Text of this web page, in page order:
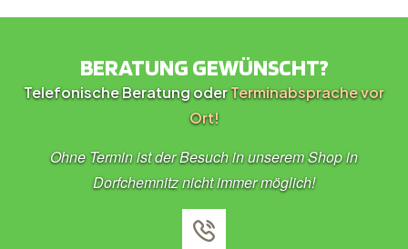
BERATUNG GEWÜNSCHT?
Telefonische Beratung oderTerminabsprache vor
Ort!
Ohne Termin ist der Besuch in unserem Shop in
Dorfchemnitz nicht immer möglich!